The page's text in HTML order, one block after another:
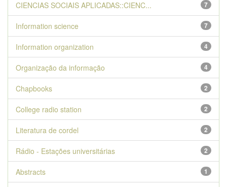
7
CIENCIAS SOCIAIS APLICADAS::CIENC...
7
Information science
4
Information organization
4
Organização da informação
2
Chapbooks
2
College radio station
2
Literatura de cordel
2
Rádio - Estações universitárias
1
Abstracts